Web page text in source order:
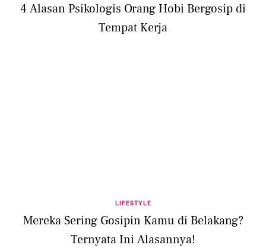
4 Alasan Psikologis Orang Hobi Bergosip di
Tempat Kerja
LIFESTYLE
Mereka Sering Gosipin Kamu di Belakang?
Ternyata Ini Alasannya!